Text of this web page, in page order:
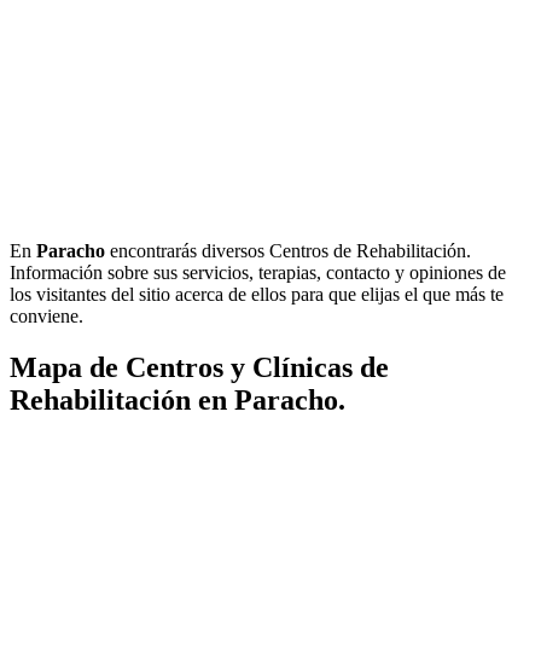
En Paracho encontrarás diversos Centros de Rehabilitación.
Información sobre sus servicios, terapias, contacto y opiniones de
los visitantes del sitio acerca de ellos para que elijas el que más te
conviene.
Mapa de Centros y Clínicas de
Rehabilitación en Paracho.